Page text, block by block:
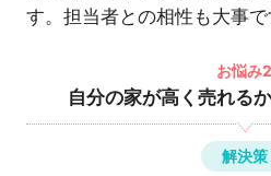
す。担当者との相性も大事で
お悩み2
自分の家が高く売れる
解決策